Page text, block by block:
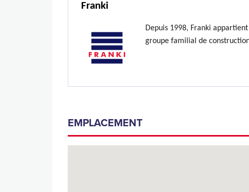
Franki
Depuis 1998, Franki
groupe familial de
EMPLACEMENT